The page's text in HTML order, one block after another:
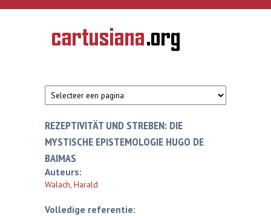
Overslaan en naar de inhoud gaan
CARTUSIANA
Geschiedenis
van de
REZEPTIVITÄT UND STREBEN: DIE
MYSTISCHE EPISTEMOLOGIE HUGO DE
BAIMAS
Auteurs:
Walach, Harald
Volledige referentie: